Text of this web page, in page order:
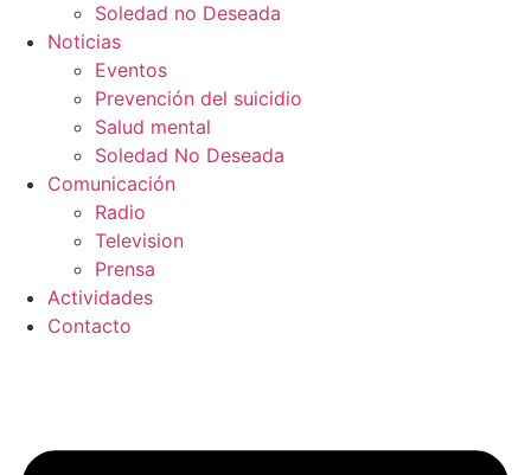
Soledad no Deseada
Noticias
Eventos
Prevención del suicidio
Salud mental
Soledad No Deseada
Comunicación
Radio
Television
Prensa
Actividades
Contacto